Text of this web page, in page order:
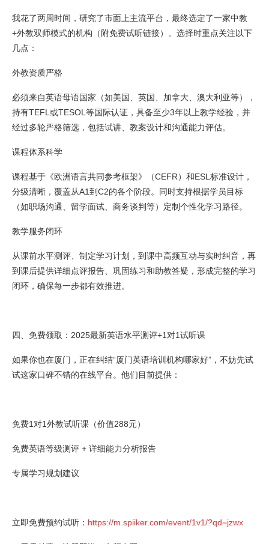
我花了两周时间，研究了市面上主流平台，最终选定了一家中教
+外教双师模式的机构（附免费试听链接）。选择时重点关注以下
几点：
外教资质严格
必须来自英语母语国家（如美国、英国、加拿大、澳大利亚等），
持有TEFL或TESOL等国际认证，具备至少3年以上教学经验，并
经过多轮严格筛选，包括试讲、教案设计和沟通能力评估。
课程体系科学
课程基于《欧洲语言共同参考框架》（CEFR）和ESL标准设计，
分级清晰，覆盖从A1到C2的各个阶段。同时支持根据学员目标
（如职场沟通、留学面试、商务谈判等）定制个性化学习路径。
教学服务闭环
从课前水平测评、制定学习计划，到课中高频互动与实时纠音，再
到课后提供详细点评报告、巩固练习和助教答疑，形成完整的学习
闭环，确保每一步都有效推进。
四、免费领取：2025最新英语水平测评+1对1试听课
如果你也在厦门，正在纠结“厦门英语培训机构哪家好”，不妨先试
试这家口碑不错的在线平台。他们目前提供：
免费1对1外教试听课（价值288元）
免费英语等级测评 + 详细能力分析报告
专属学习规划建议
立即免费预约试听： https://m.spiiker.com/event/1v1/?qd=jzwx